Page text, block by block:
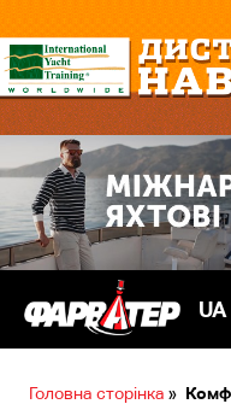
UA
Головна сторінка »